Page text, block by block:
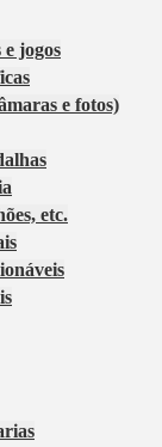
jogos
e fotos)
etc.